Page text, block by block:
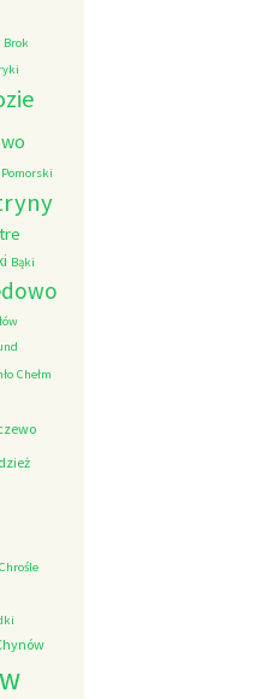
Brok
Bąki
Chełm
Chrośle